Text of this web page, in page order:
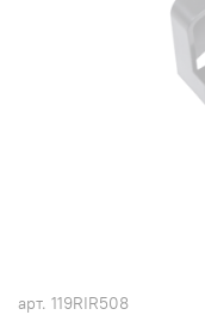
арт. 119RIR508